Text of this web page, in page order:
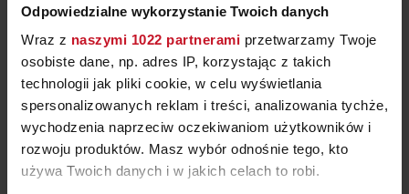
Odpowiedzialne wykorzystanie Twoich danych
Wraz z naszymi 1022 partnerami przetwarzamy Twoje
osobiste dane, np. adres IP, korzystając z takich
technologii jak pliki cookie, w celu wyświetlania
spersonalizowanych reklam i treści, analizowania tychże,
wychodzenia naprzeciw oczekiwaniom użytkowników i
rozwoju produktów. Masz wybór odnośnie tego, kto
używa Twoich danych i w jakich celach to robi.
kolejnego „architekta od pięknych wnętrz”, ten
Archibrunch jest dla Ciebie.
Zapraszamy do Galerii Wnętrz Domar na ostatnie
przed wakacyjną przerwą spotkanie z cyklu